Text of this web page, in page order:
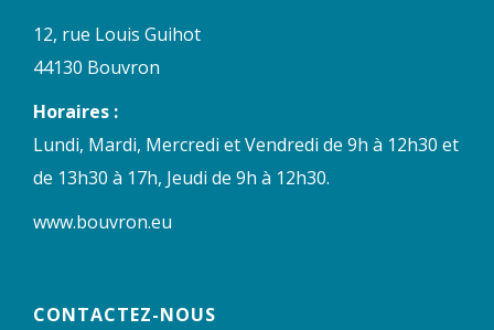
12, rue Louis Guihot
44130 Bouvron
Horaires :
Lundi, Mardi, Mercredi et Vendredi de 9h à 12h30 et
de 13h30 à 17h, Jeudi de 9h à 12h30.
www.bouvron.eu
CONTACTEZ-NOUS